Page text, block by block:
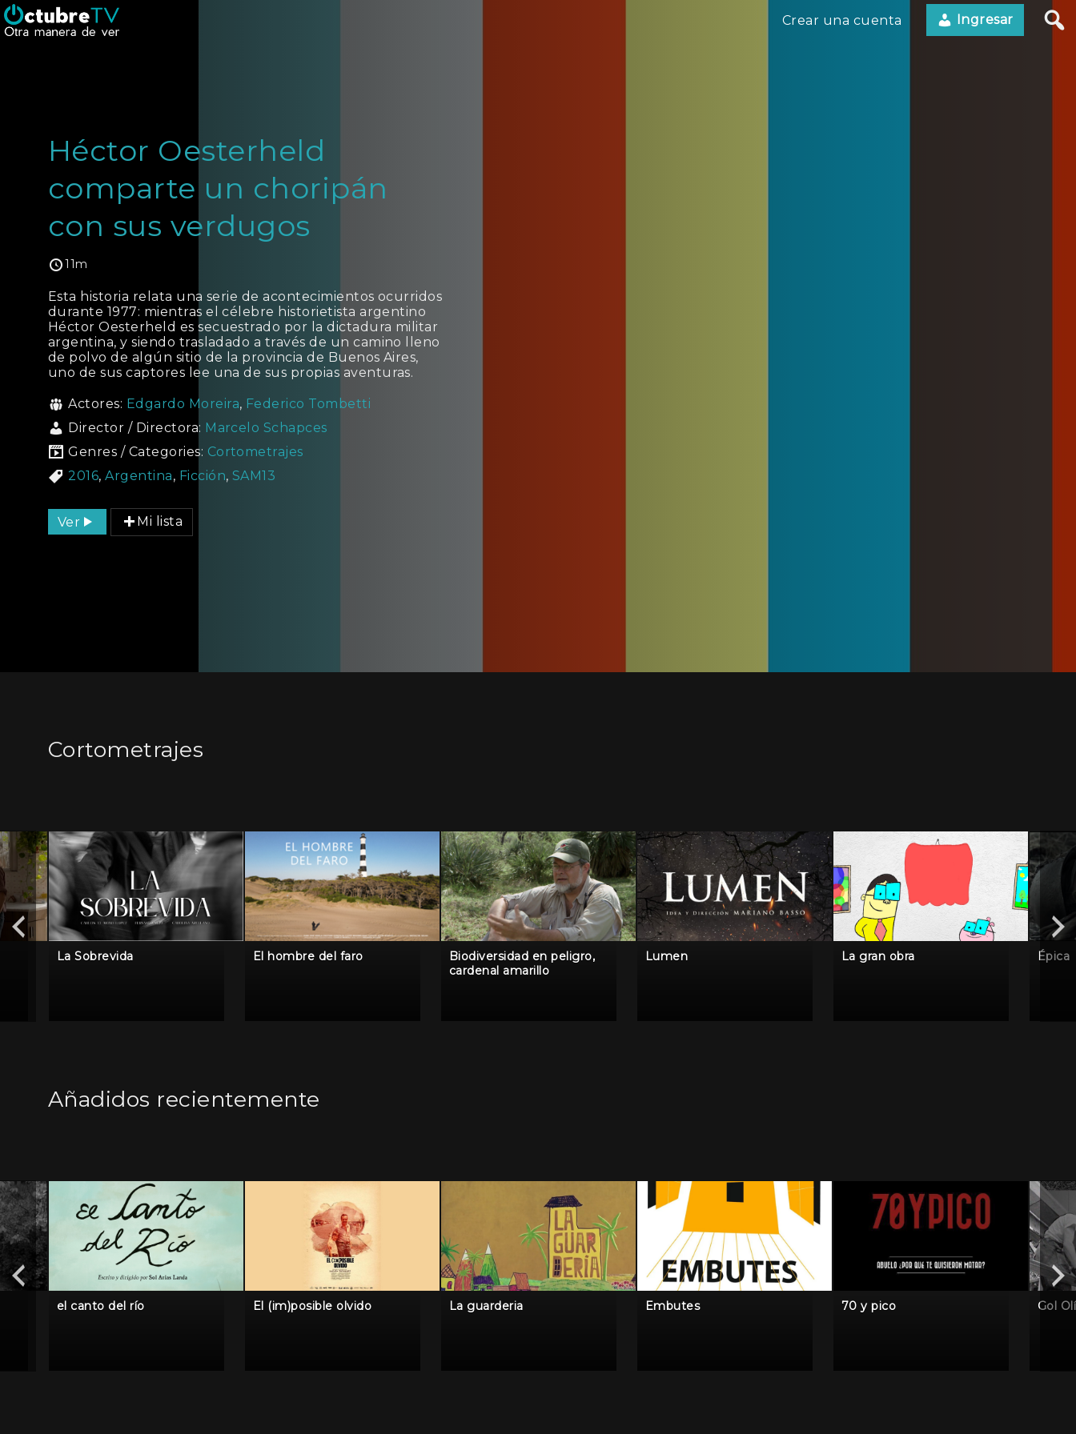
Crear una cuenta Ingresar
Héctor Oesterheld
comparte un choripán
con sus verdugos
11m
Esta historia relata una serie de acontecimientos ocurridos
durante 1977: mientras el célebre historietista argentino
Héctor Oesterheld es secuestrado por la dictadura militar
argentina, y siendo trasladado a través de un camino lleno
de polvo de algún sitio de la provincia de Buenos Aires,
uno de sus captores lee una de sus propias aventuras.
Actores: Edgardo Moreira, Federico Tombetti
Director / Directora: Marcelo Schapces
Genres / Categories: Cortometrajes
2016,Argentina, Ficción,SAM13
Ver Mi lista
Cortometrajes
La Sobrevida El hombre del faro
Biodiversidad en peligro,
cardenal amarillo
Lumen La gran obra Épica
Añadidos recientemente
el canto del río El (im)posible olvido La guarderia Embutes 70 y pico Gol